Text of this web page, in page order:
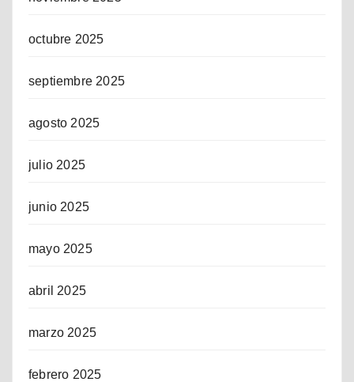
octubre 2025
septiembre 2025
agosto 2025
julio 2025
junio 2025
mayo 2025
abril 2025
marzo 2025
febrero 2025